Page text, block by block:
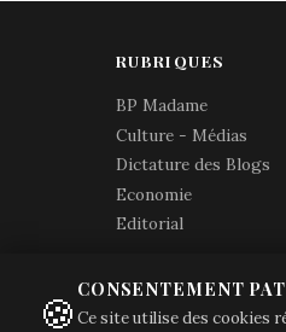
RUBRIQUES
BP Madame
Culture - Médias
Dictature des Blogs
Economie
Editorial
🍪
CONSENTEMENT
Ce site utilise des cookies